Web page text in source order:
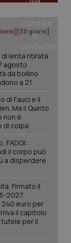
[30 giorni]
lenta ritirata
agosto
da bollino
a 21
di Fauci e il
Ma il Quinto
non è
di colpa
FADOI:
il corpo può
a disperdere
Firmato il
2027.
240 euro per
il capitolo
tutele per il